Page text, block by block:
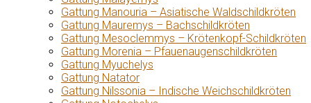
Gattung Manouria – Asiatische Waldschildkröten
Gattung Mauremys – Bachschildkröten
Gattung Mesoclemmys – Krötenkopf-Schildkröten
Gattung Morenia – Pfauenaugenschildkröten
Gattung Myuchelys
Gattung Natator
Gattung Nilssonia – Indische Weichschildkröten